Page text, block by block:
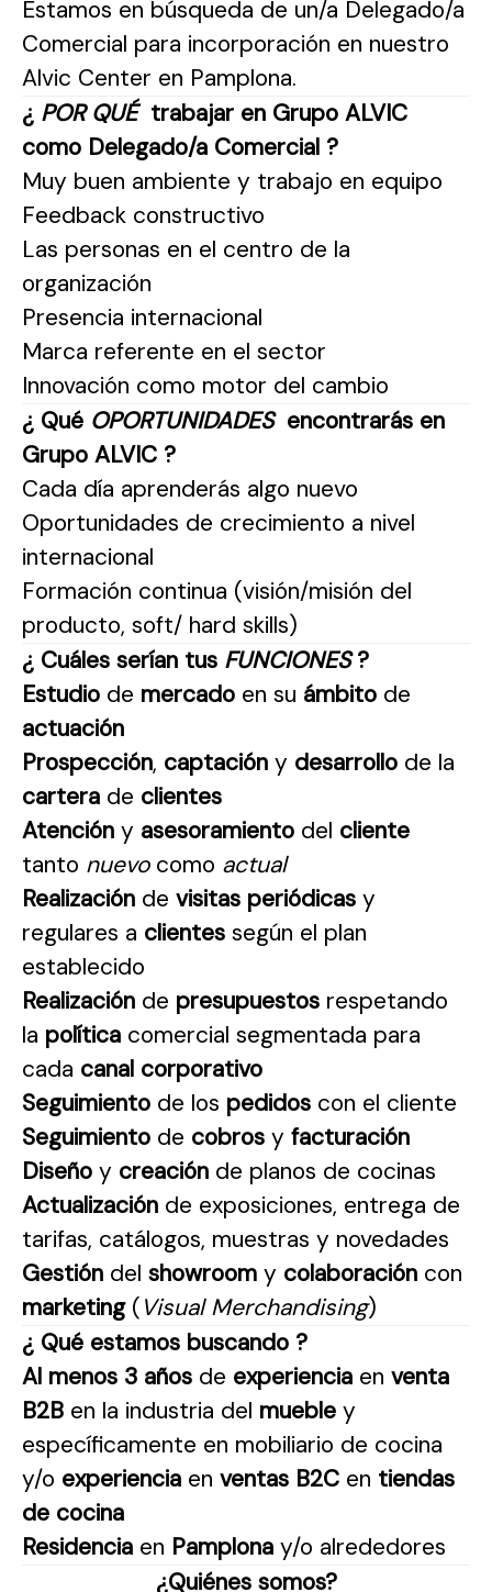
Estamos en búsqueda de un/a Delegado/a
Comercial para incorporación en nuestro
Alvic Center en Pamplona.
¿ POR QUÉtrabajar en Grupo ALVIC
como Delegado/a Comercial ?
Muy buen ambiente y trabajo en equipo
Feedback constructivo
Las personas en el centro de la
organización
Presencia internacional
Marca referente en el sector
Innovación como motor del cambio
¿ Qué OPORTUNIDADES encontrarás en
Grupo ALVIC ?
Cada día aprenderás algo nuevo
Oportunidades de crecimiento a nivel
internacional
Formación continua (visión/misión del
producto, soft/ hard skills)
¿ Cuáles serían tus FUNCIONES?
Estudio de mercado en su ámbito de
actuación
Prospección, captación y desarrollo de la
cartera de clientes
Atención y asesoramiento del cliente
tanto nuevo como actual
Realización de visitas periódicas y
regulares a clientes según el plan
establecido
Realización de presupuestos respetando
la política comercial segmentada para
cada canal corporativo
Seguimiento de los pedidos con el cliente
Seguimiento de cobros y facturación
Diseño y creación de planos de cocinas
Actualización de exposiciones, entrega de
tarifas, catálogos, muestras y novedades
Gestión del showroom y colaboración con
marketing (Visual Merchandising)
¿ Qué estamos buscando ?
Al menos 3 años de experiencia en venta
B2B en la industria del mueble y
específicamente en mobiliario de cocina
y/o experiencia en ventas B2C en tiendas
de cocina
Residencia en Pamplona y/o alrededores
¿Quiénes somos?